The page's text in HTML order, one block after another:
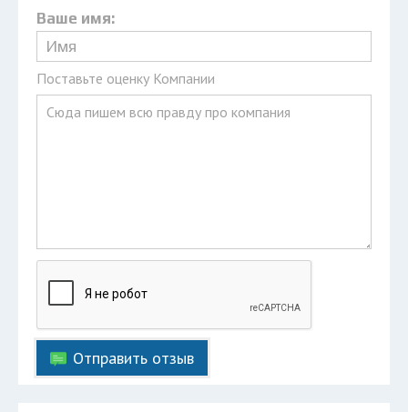
Ваше имя:
Поставьте оценку Компании
Отправить отзыв